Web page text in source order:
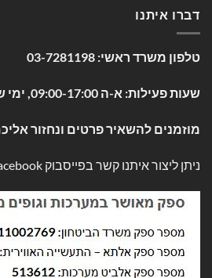
דברו איתנו
טלפון משרד ראשי: 03-7281198
שעות פעילות: א-ה 09:00-17:00, ימי שישי 09:00-13:00
מוזמנים להשאיר פרטים ונחזור
ניתן ליצור איתנו קשר בפייסבוק